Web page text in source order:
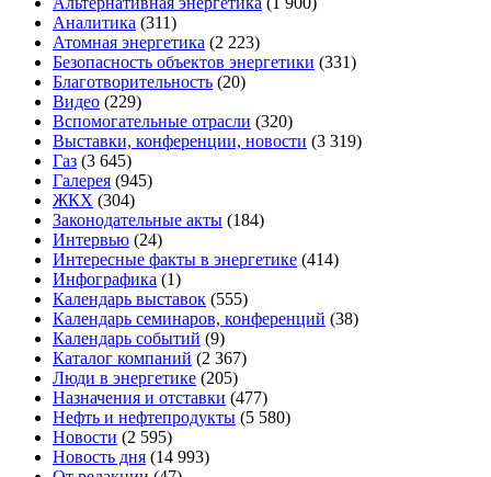
Аналитика (311)
Атомная энергетика (2 223)
Безопасность объектов энергетики (331)
Благотворительность (20)
Видео (229)
Вспомогательные отрасли (320)
Выставки, конференции, новости (3 319)
Газ (3 645)
Галерея (945)
ЖКХ (304)
Законодательные акты (184)
Интервью (24)
Интересные факты в энергетике (414)
Инфографика (1)
Календарь выставок (555)
Календарь семинаров, конференций (38)
Календарь событий (9)
Каталог компаний (2 367)
Люди в энергетике (205)
Назначения и отставки (477)
Нефть и нефтепродукты (5 580)
Новости (2 595)
Новость дня (14 993)